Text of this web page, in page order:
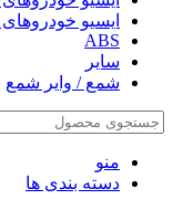
ایسیو خودروهای
ABS
سایر
شمع / وایر شمع
منو
دسته بندی ها